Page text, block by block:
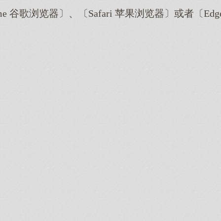
谷歌浏览器〕、〔Safari 苹果浏览器〕或者〔